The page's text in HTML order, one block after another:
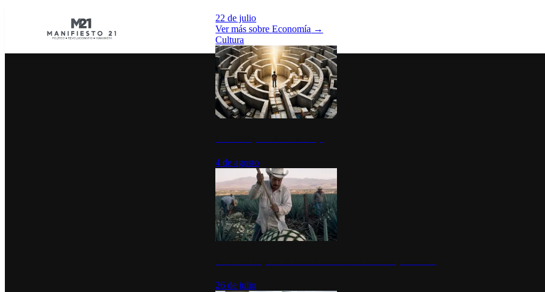
22 de julio
Ver más sobreEconomía →
Cultura
4 de agosto
26 de julio